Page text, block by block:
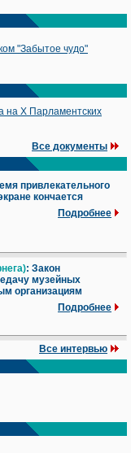
"Забытое чудо"
на X Парламентских
Все документы
привлекательного
кончается
Подробнее
: Закон
музейных
организациям
Подробнее
Все интервью